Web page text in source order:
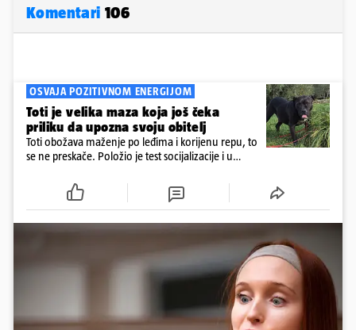
Komentari 106
OSVAJA POZITIVNOM ENERGIJOM
Toti je velika maza koja još čeka
priliku da upozna svoju obitelj
Toti obožava maženje po leđima i korijenu repu, to
se ne preskače. Položio je test socijalizacije i u
cijepljen protiv virusnih zaraznih bolesti